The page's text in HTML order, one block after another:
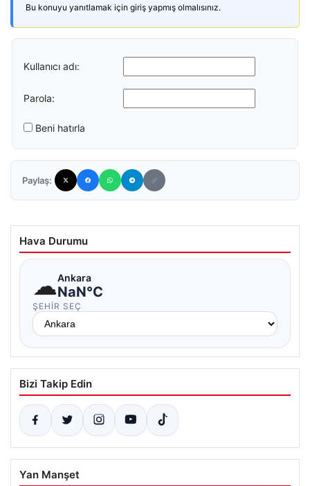
Bu konuyu yanıtlamak için giriş yapmış olmalısınız.
Kullanıcı adı:
Parola:
Beni hatırla
Paylaş:
Hava Durumu
☁Ankara
NaN°C
ŞEHIR SEÇ
Bizi Takip Edin
Yan Manşet